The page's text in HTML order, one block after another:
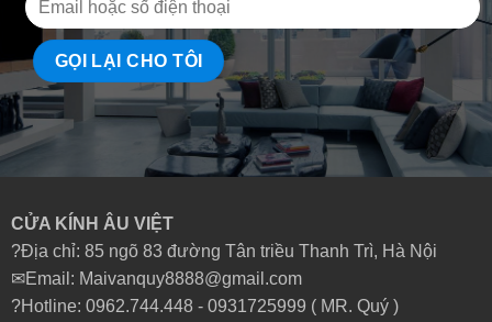
CỬA KÍNH ÂU VIỆT
?Địa chỉ: 85 ngõ 83 đường Tân triều Thanh Trì, Hà Nội
✉Email: Maivanquy8888@gmail.com
?Hotline: 0962.744.448 - 0931725999 ( MR. Quý )